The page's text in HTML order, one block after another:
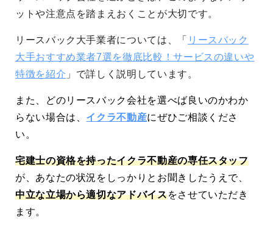
ットや注意点を踏まえおくことが大切です。
リースバック大手業者については、「 リースバック
大手おすすめ業者7選を徹底比較！サービスの違いや
特徴を紹介 」で詳しく説明しています。
また、どのリースバック会社を選べば良いのかわか
らない場合は、 イクラ不動産にぜひご相談くださ
い。
宅建士の資格を持ったイクラ不動産の専任スタッフ
が、あなたの状況をしっかりとお聞きしたうえで、
中立な立場から適切なアドバイスをさせていただき
ます。